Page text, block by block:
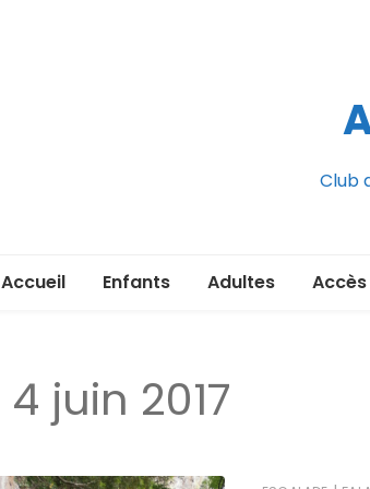
Club
Accueil Enfants
Stage été 2026
Adultes
ASSA Section
(licence FFCAM)
passeport
4 juin 2017